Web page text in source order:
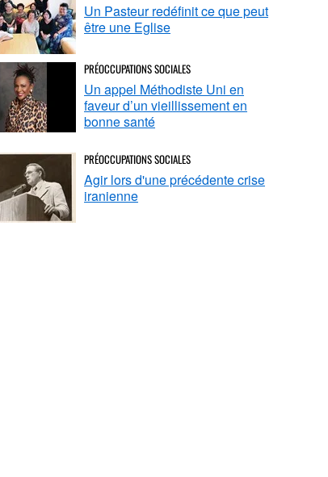
Un Pasteur redéfinit ce que peut
être une Eglise
PRÉOCCUPATIONS SOCIALES
Un appel Méthodiste Uni en
faveur d’un vieillissement en
bonne santé
PRÉOCCUPATIONS SOCIALES
Agir lors d'une précédente crise
iranienne